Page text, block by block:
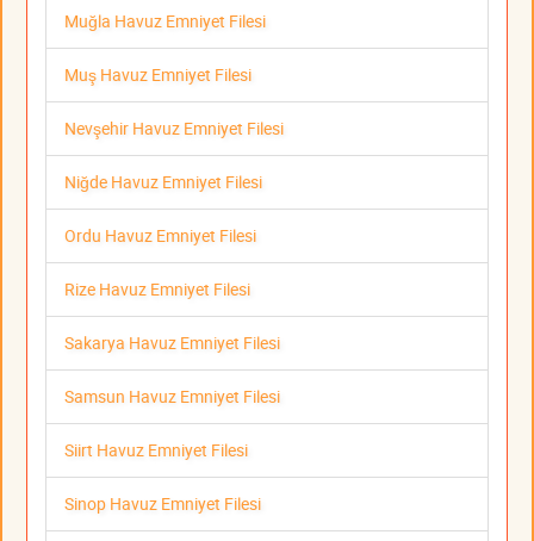
Muğla Havuz Emniyet Filesi
Muş Havuz Emniyet Filesi
Nevşehir Havuz Emniyet Filesi
Niğde Havuz Emniyet Filesi
Ordu Havuz Emniyet Filesi
Rize Havuz Emniyet Filesi
Sakarya Havuz Emniyet Filesi
Samsun Havuz Emniyet Filesi
Siirt Havuz Emniyet Filesi
Sinop Havuz Emniyet Filesi